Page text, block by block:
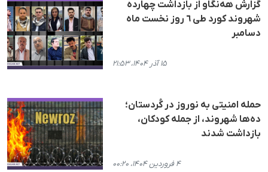
گزارش هەنگاو از بازداشت چهاردە
شهروند کورد طی ٦ روز نخست ماه
دسامبر
۱۵ آذر ۱۴۰۴، ۲۱:۵۳
حمله امنیتی به نوروز در کُردستان؛
ده‌ها شهروند، از جمله کودکان،
بازداشت شدند
۴ فروردین ۱۴۰۴، ۰۰:۲۰